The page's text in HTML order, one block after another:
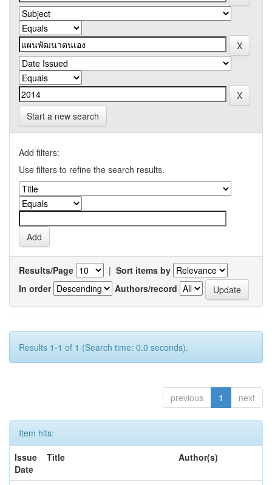
Start a new search
Add filters:
Use filters to refine the search results.
Results/Page | Sort items by
In order
Authors/record
Results 1-1 of 1 (Search time: 0.0 seconds).
previous 1 next
Item hits:
Issue
Date
Title Author(s)